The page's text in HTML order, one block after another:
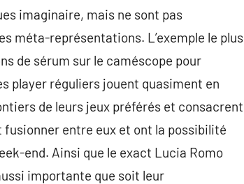
imaginaire, mais ne sont pas
méta-représentations. L’exemple le plus
de sérum sur le caméscope pour
player réguliers jouent quasiment en
de leurs jeux préférés et consacrent
fusionner entre eux et ont la possibilité
end. Ainsi que le exact Lucia Romo
importante que soit leur